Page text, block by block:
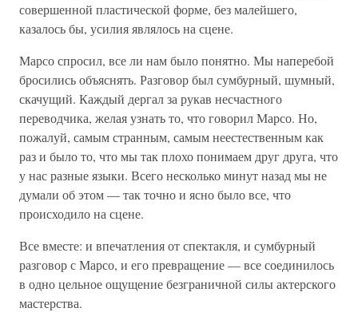
совершенной пластической форме, без малейшего,
казалось бы, усилия являлось на сцене.
Марсо спросил, все ли нам было понятно. Мы наперебой
бросились объяснять. Разговор был сумбурный, шумный,
скачущий. Каждый дергал за рукав несчастного
переводчика, желая узнать то, что говорил Марсо. Но,
пожалуй, самым странным, самым неестественным как
раз и было то, что мы так плохо понимаем друг друга, что
у нас разные языки. Всего несколько минут назад мы не
думали об этом — так точно и ясно было все, что
происходило на сцене.
Все вместе: и впечатления от спектакля, и сумбурный
разговор с Марсо, и его превращение — все соединилось
в одно цельное ощущение безграничной силы актерского
мастерства.